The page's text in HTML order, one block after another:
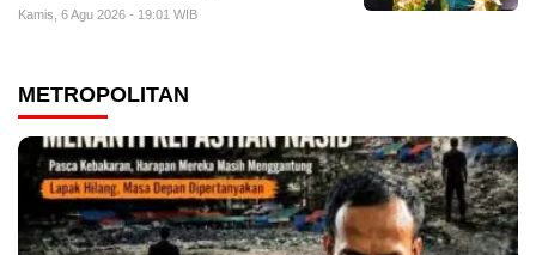
Kamis, 6 Agu 2026 - 19:01 WIB
METROPOLITAN